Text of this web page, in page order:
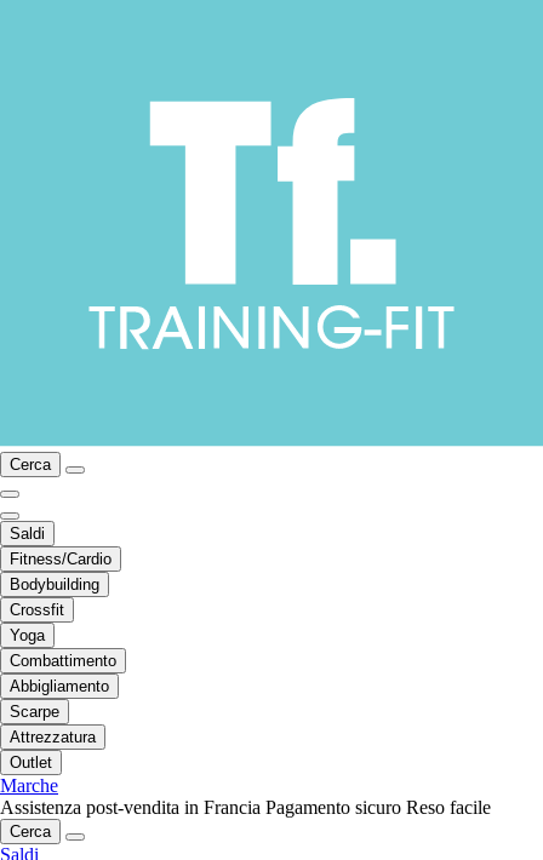
Cerca
Saldi
Fitness/Cardio
Bodybuilding
Crossfit
Yoga
Combattimento
Abbigliamento
Scarpe
Attrezzatura
Outlet
Marche
Assistenza post-vendita in Francia Pagamento sicuro Reso facile
Cerca
Saldi